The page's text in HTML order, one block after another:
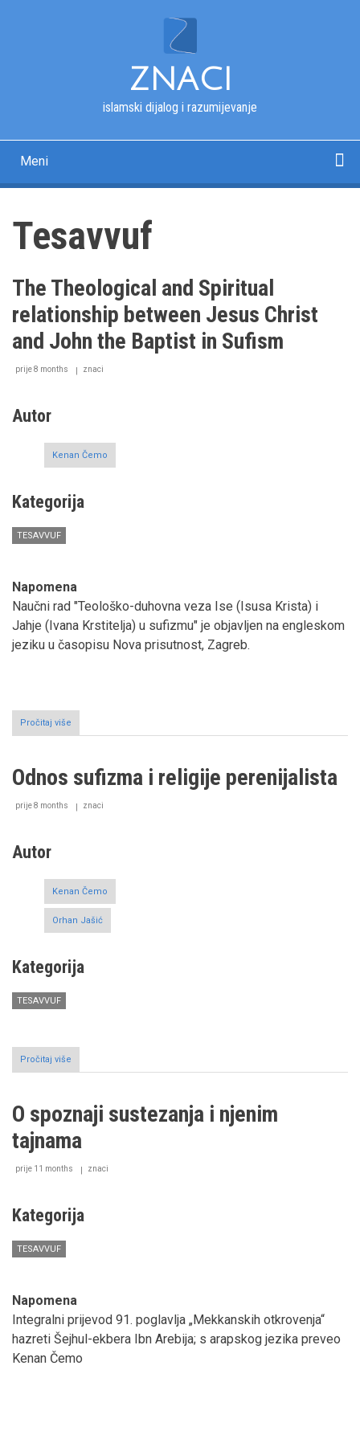
ZNACI
islamski dijalog i razumijevanje
Main
navigation
Meni
Tesavvuf
The Theological and Spiritual
relationship between Jesus Christ
and John the Baptist in Sufism
prije 8 months znaci
Autor
Kenan Čemo
Kategorija
TESAVVUF
Napomena
Naučni rad "Teološko-duhovna veza Ise (Isusa Krista) i
Jahje (Ivana Krstitelja) u sufizmu" je objavljen na engleskom
jeziku u časopisu Nova prisutnost, Zagreb.
Pročitaj više
The
Spiritual
between
Baptist
Sufism
Odnos sufizma i religije perenijalista
prije 8 months znaci
Autor
Kenan Čemo
Orhan Jašić
Kategorija
TESAVVUF
Pročitaj više
Odnos
religije
perenijalista
O spoznaji sustezanja i njenim
tajnama
prije 11 months znaci
Kategorija
TESAVVUF
Napomena
Integralni prijevod 91. poglavlja „Mekkanskih otkrovenja“
hazreti Šejhul-ekbera Ibn Arebija; s arapskog jezika preveo
Kenan Čemo